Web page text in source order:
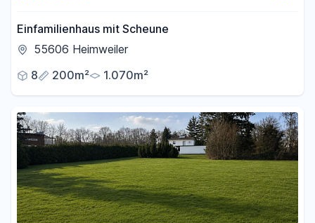
Einfamilienhaus mit Scheune
55606 Heimweiler
8
200m² 1.070m²